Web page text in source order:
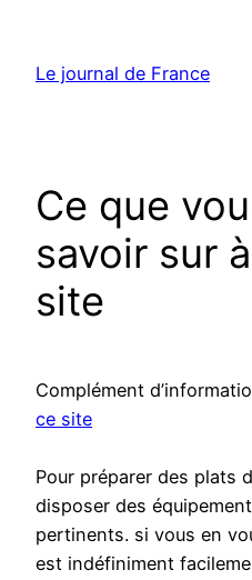
contenu
Le journal de France
Ce que
savoir sur
site
Complément
ce site
Pour préparer des plats
disposer des
pertinents. si vous en
est indéfiniment